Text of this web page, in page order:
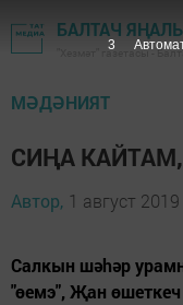
БАЛТАЧ
"Хезмәт" газетасы -
МӘДӘНИЯТ
СИҢА
Автор, 1 август
Салкын шәhәр
"өемэ", Җан
2